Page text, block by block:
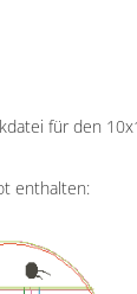
für den
enthalten: